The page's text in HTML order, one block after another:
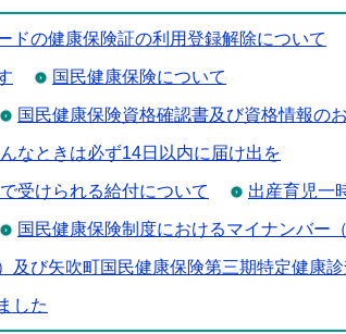
ドの健康保険証の利用登録解除について
国民健康保険について
国民健康保険資格確認書及び資格情報の
なときは必ず14日以内に届け出を
受けられる給付について 出産育児一
国民健康保険制度におけるマイナンバー
及び矢吹町国民健康保険第三期特定健康
した